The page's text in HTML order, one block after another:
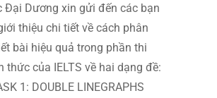
Đại Dương xin gửi đến các bạn
thiệu chi tiết về cách phân
bài hiệu quả trong phần thi
thức của IELTS về hai dạng đề:
1: DOUBLE LINEGRAPHS